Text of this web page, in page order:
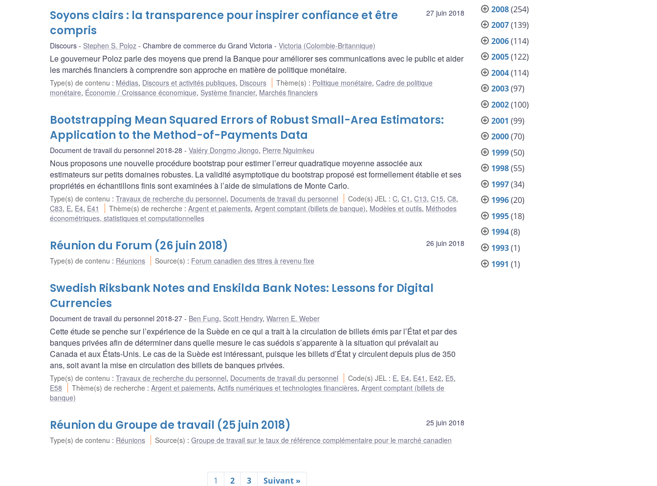
27 juin 2018
Soyons clairs : la transparence pour inspirer confiance et être
compris
Discours Stephen S. Poloz Chambre de commerce du Grand Victoria Victoria (Colombie-Britannique)
Le gouverneur Poloz parle des moyens que prend la Banque pour améliorer ses communications avec le public et aider
les marchés financiers à comprendre son approche en matière de politique monétaire.
Type(s) de contenu : Médias, Discours et activités publiques, Discours Thème(s) : Politique monétaire,Cadre de politique
monétaire, Économie / Croissance économique, Système financier, Marchés financiers
Bootstrapping Mean Squared Errors of Robust Small-Area Estimators:
Application to the Method-of-Payments Data
Document de travail du personnel 2018-28 Valéry Dongmo Jiongo, Pierre Nguimkeu
Nous proposons une nouvelle procédure bootstrap pour estimer l’erreur quadratique moyenne associée aux
estimateurs sur petits domaines robustes. La validité asymptotique du bootstrap proposé est formellement établie et ses
propriétés en échantillons finis sont examinées à l’aide de simulations de Monte Carlo.
Type(s) de contenu : Travaux de recherche du personnel, Documents de travail du personnel Code(s) JEL :C,C1 ,C13,C15,C8,
C83, E, E4, E41 Thème(s) de recherche :Argent et paiements,Argent comptant (billets de banque), Modèles et outils, Méthodes
économétriques, statistiques et computationnelles
26 juin 2018
Réunion du Forum (26 juin 2018)
Type(s) de contenu : Réunions Source(s) : Forum canadien des titres à revenu fixe
Swedish Riksbank Notes and Enskilda Bank Notes: Lessons for Digital
Currencies
Document de travail du personnel 2018-27 Ben Fung, Scott Hendry, Warren E. Weber
Cette étude se penche sur l’expérience de la Suède en ce qui a trait à la circulation de billets émis par l’État et par des
banques privées afin de déterminer dans quelle mesure le cas suédois s’apparente à la situation qui prévalait au
Canada et aux États-Unis. Le cas de la Suède est intéressant, puisque les billets d’État y circulent depuis plus de 350
ans, soit avant la mise en circulation des billets de banques privées.
Type(s) de contenu : Travaux de recherche du personnel, Documents de travail du personnel Code(s) JEL : E, E4, E41 , E42, E5,
E58
Thème(s) de recherche :Argent et paiements,Actifs numériques et technologies financières,Argent comptant (billets de
banque)
25 juin 2018
Réunion du Groupe de travail (25 juin 2018)
Type(s) de contenu : Réunions Source(s) :Groupe de travail sur le taux de référence complémentaire pour le marché canadien
1 2 3 Suivant »
2008(254)
2007(139)
2006(114)
2005(122)
2004(114)
2003(97)
2002(100)
2001 (99)
2000(70)
1999(50)
1998(55)
1997(34)
1996(20)
1995(18)
1994(8)
1993(1)
1991 (1)